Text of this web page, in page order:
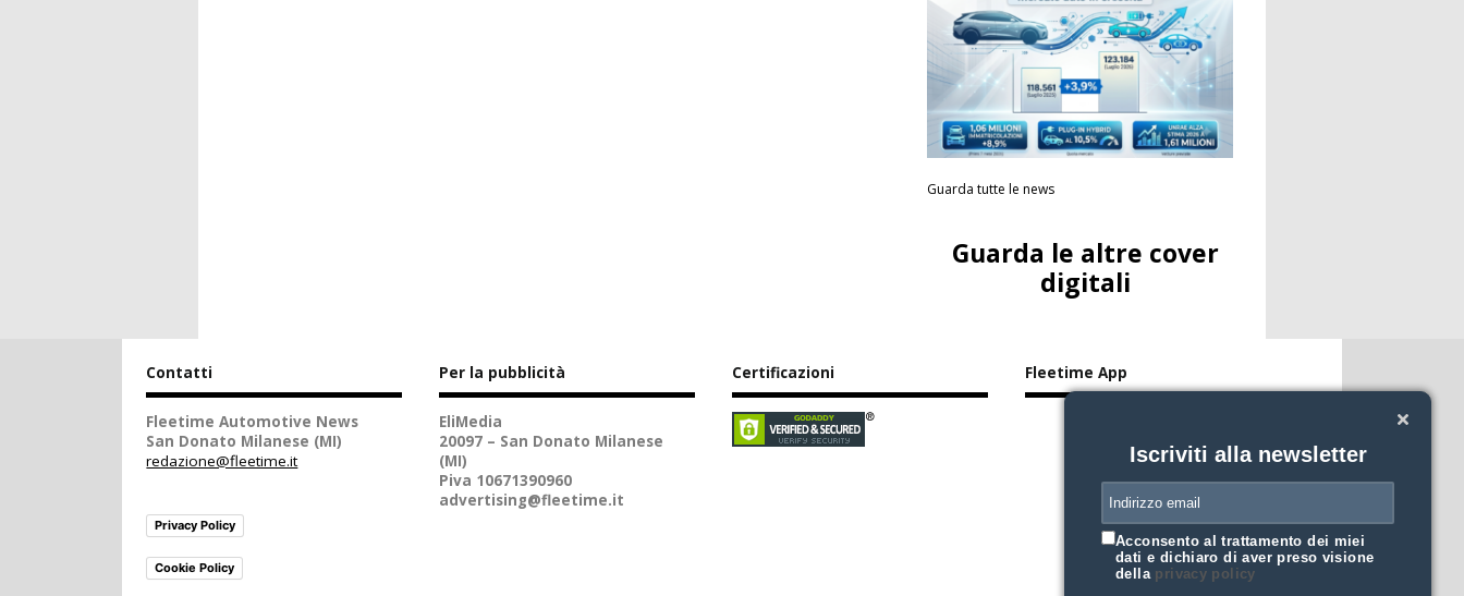
Guarda tutte le news
Iscriviti alla newsletter
Acconsento al trattamento dei miei
dati e dichiaro di aver preso visione
della privacy policy
Guarda le altre cover
digitali
Contatti
Fleetime Automotive News
San Donato Milanese (MI)
redazione@fleetime.it
Privacy Policy
Cookie Policy
Per la pubblicità
EliMedia
20097 – San Donato Milanese
(MI)
Piva 10671390960
advertising@fleetime.it
Certificazioni Fleetime App